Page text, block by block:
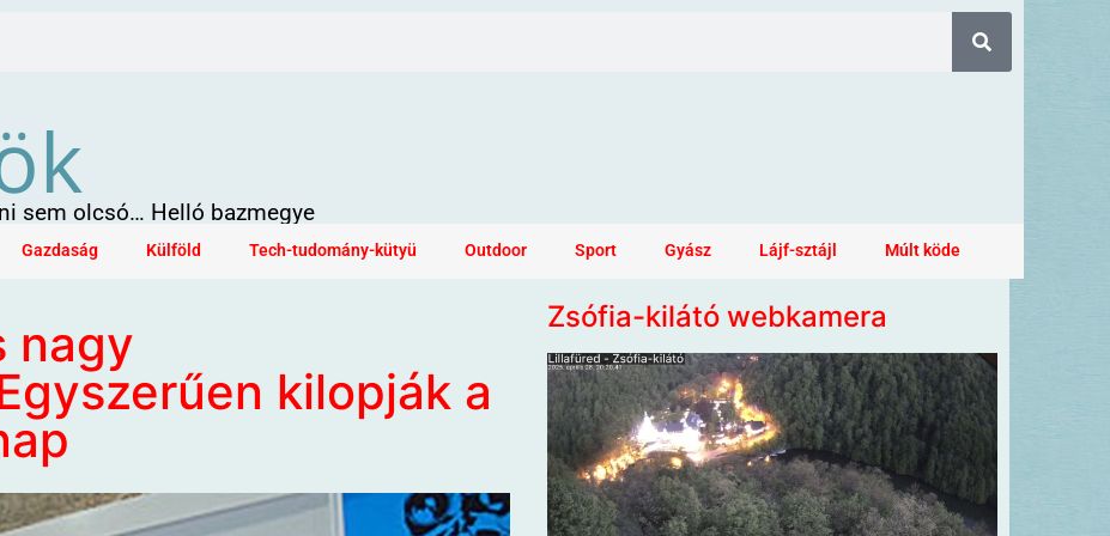
sem olcsó… Helló bazmegye
Gazdaság Külföld Tech-tudomány-kütyü Outdoor Sport Gyász Lájf-sztájl Múlt köde
nagy
kilopják a
Zsófia-kilátó webkamera